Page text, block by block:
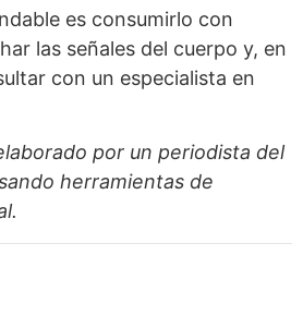
es consumirlo con
las señales del cuerpo y, en
con un especialista en
por un periodista del
herramientas de